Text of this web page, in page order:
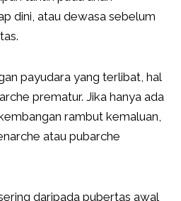
dini, atau dewasa sebelum
payudara yang terlibat, hal
prematur. Jika hanya ada
rambut kemaluan,
atau pubarche
daripada pubertas awal